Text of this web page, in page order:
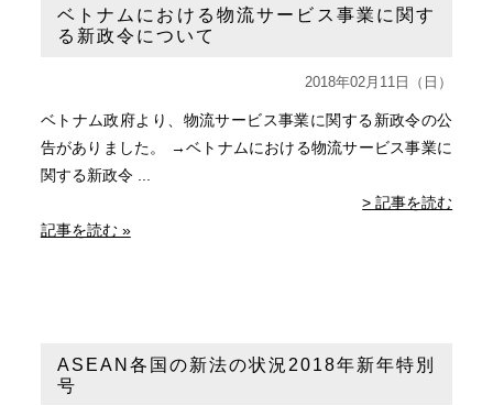
ベトナムにおける物流サービス事業に関す
る新政令について
2018年02月11日（日）
ベトナム政府より、物流サービス事業に関する新政令の公
告がありました。 →ベトナムにおける物流サービス事業に
関する新政令 ...
> 記事を読む
記事を読む »
ASEAN各国の新法の状況2018年新年特別
号